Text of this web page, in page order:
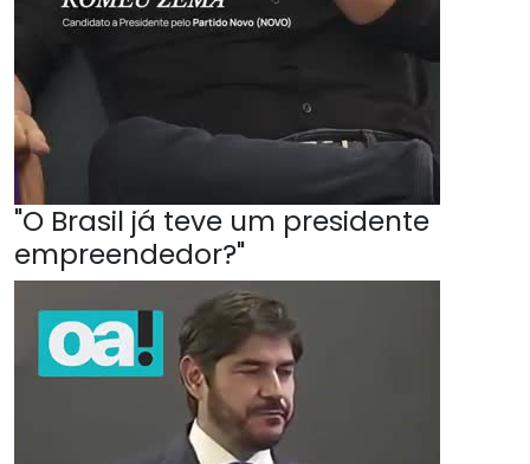
"O Brasil já teve um presidente
empreendedor?"